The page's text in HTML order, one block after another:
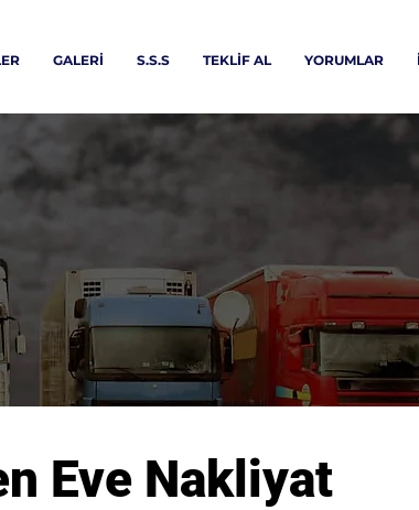
GALERİ S.S.S TEKLİF AL YORUMLAR
Eve Nakliyat